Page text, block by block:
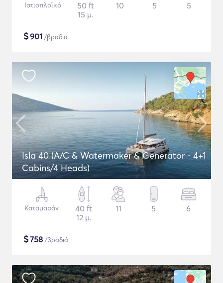
Ιστιοπλοϊκό
50 ft
15 μ.
10 5 5
$901 /βραδιά
Isla 40 (A/C & Watermaker & Generator - 4+1
Cabins/4 Heads)
Καταμαράν
40 ft
12 μ.
11 5 6
$758 /βραδιά